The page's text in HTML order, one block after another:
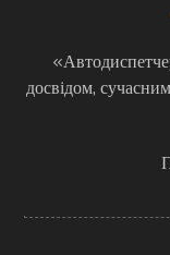
досвідом,